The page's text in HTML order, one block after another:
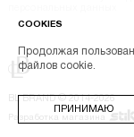
Перейти на главную
BL BRAND © 2014-2026
Разработка магазина
Stik
COOKIES
Продолжая
файлов cookie.
ПРИНИМАЮ